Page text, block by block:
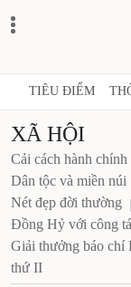
TIÊU ĐIỂM
XÃ HỘI
Cải cách hành chính
Dân tộc và miền núi
Nét đẹp đời thường
Đồng Hỷ với công
Giải thưởng báo chí
thứ II